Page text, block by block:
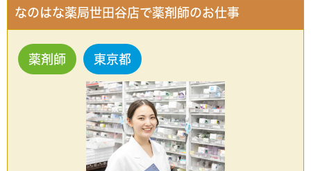
なのはな薬局世田谷店で薬剤師のお仕事
薬剤師 東京都